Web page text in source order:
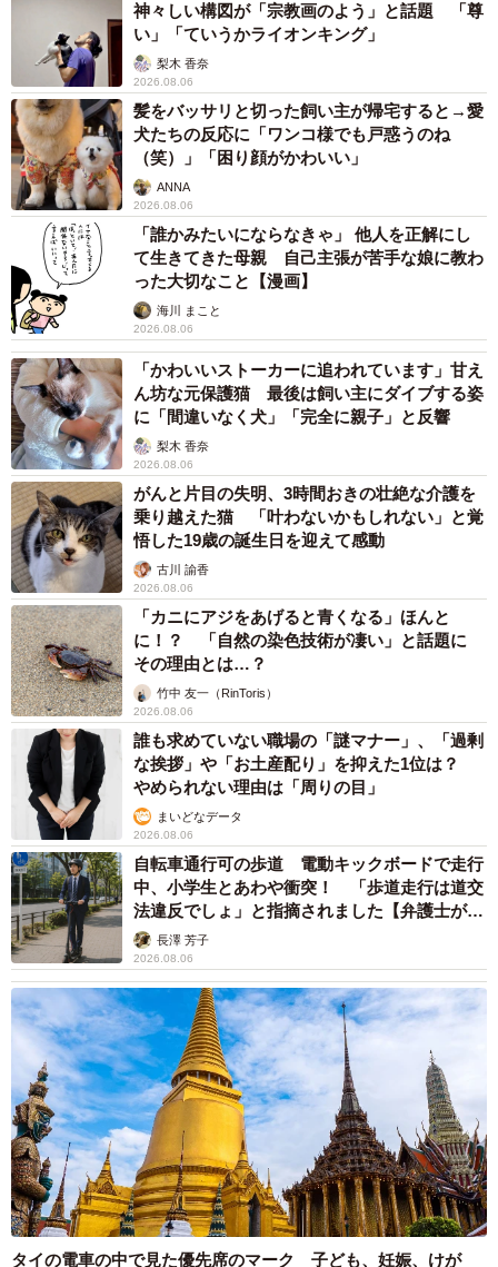
神々しい構図が「宗教画のよう」と話題 「尊
い」「ていうかライオンキング」
梨木 香奈
2026.08.06
髪をバッサリと切った飼い主が帰宅すると→愛
犬たちの反応に「ワンコ様でも戸惑うのね
（笑）」「困り顔がかわいい」
ANNA
2026.08.06
「誰かみたいにならなきゃ」 他人を正解にし
て生きてきた母親 自己主張が苦手な娘に教わ
った大切なこと【漫画】
海川 まこと
2026.08.06
「かわいいストーカーに追われています」甘え
ん坊な元保護猫 最後は飼い主にダイブする姿
に「間違いなく犬」「完全に親子」と反響
梨木 香奈
2026.08.06
がんと片目の失明、3時間おきの壮絶な介護を
乗り越えた猫 「叶わないかもしれない」と覚
悟した19歳の誕生日を迎えて感動
古川 諭香
2026.08.06
「カニにアジをあげると青くなる」ほんと
に！？ 「自然の染色技術が凄い」と話題に
その理由とは…？
竹中 友一（RinToris）
2026.08.06
誰も求めていない職場の「謎マナー」、「過剰
な挨拶」や「お土産配り」を抑えた1位は？
やめられない理由は「周りの目」
まいどなデータ
2026.08.06
自転車通行可の歩道 電動キックボードで走行
中、小学生とあわや衝突！ 「歩道走行は道交
法違反でしょ」と指摘されました【弁護士が解
説】長澤 芳子
2026.08.06
タイの電車の中で見た優先席のマーク 子ども、妊娠、けが